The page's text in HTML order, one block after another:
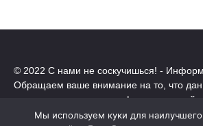
© 2022 С нами не соскучишься! -
Обращаем ваше внимание на то, что
носит исключительно информационный
Все торговые марки принадлежат их
Мы используем куки для